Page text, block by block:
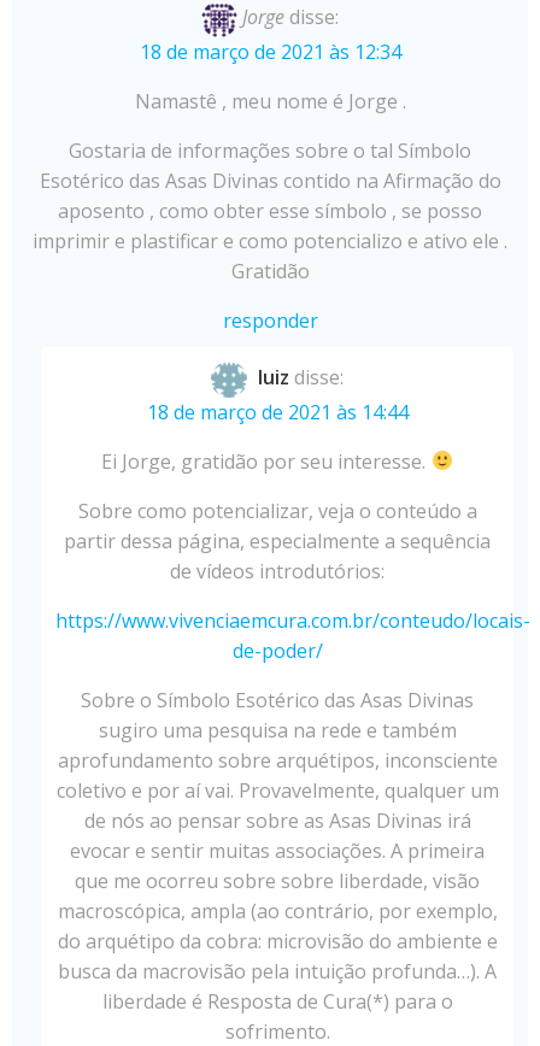
Jorgedisse:
18 de março de 2021 às 12:34
Namastê , meu nome é Jorge .
Gostaria de informações sobre o tal Símbolo
Esotérico das Asas Divinas contido na Afirmação do
aposento , como obter esse símbolo , se posso
imprimir e plastificar e como potencializo e ativo ele .
Gratidão
responder
luiz disse:
18 de março de 2021 às 14:44
Ei Jorge, gratidão por seu interesse.
Sobre como potencializar, veja o conteúdo a
partir dessa página, especialmente a sequência
de vídeos introdutórios:
https://www.vivenciaemcura.com.br/conteudo/locais-
de-poder/
Sobre o Símbolo Esotérico das Asas Divinas
sugiro uma pesquisa na rede e também
aprofundamento sobre arquétipos, inconsciente
coletivo e por aí vai. Provavelmente, qualquer um
de nós ao pensar sobre as Asas Divinas irá
evocar e sentir muitas associações. A primeira
que me ocorreu sobre sobre liberdade, visão
macroscópica, ampla (ao contrário, por exemplo,
do arquétipo da cobra: microvisão do ambiente e
busca da macrovisão pela intuição profunda…). A
liberdade é Resposta de Cura(*) para o
sofrimento.